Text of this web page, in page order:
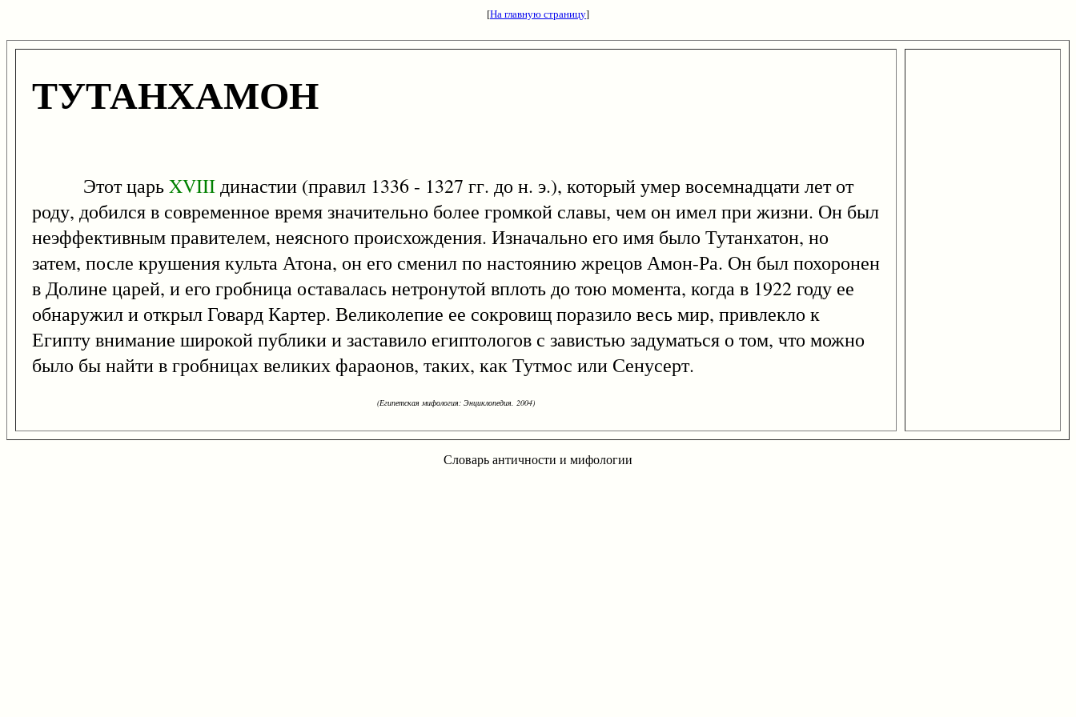
[На главную страницу]
ТУТАНХАМОН
Этот царьXVIIIдинастии (правил 1336 - 1327 гг. до н. э.), который умер восемнадцати лет от
роду, добился в современное время значительно более громкой славы, чем он имел при жизни. Он был
неэффективным правителем, неясного происхождения. Изначально его имя было Тутанхатон, но
затем, после крушения культа Атона, он его сменил по настоянию жрецов Амон-Ра. Он был похоронен
в Долине царей, и его гробница оставалась нетронутой вплоть до тою момента, когда в 1922 году ее
обнаружил и открыл Говард Картер. Великолепие ее сокровищ поразило весь мир, привлекло к
Египту внимание широкой публики и заставило египтологов с завистью задуматься о том, что можно
было бы найти в гробницах великих фараонов, таких, как Тутмос или Сенусерт.
(Египетская мифология: Энциклопедия. 2004)
Словарь античности и мифологии